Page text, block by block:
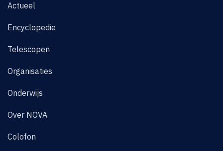
Actueel
Encyclopedie
Telescopen
Organisaties
Onderwijs
Over NOVA
Colofon